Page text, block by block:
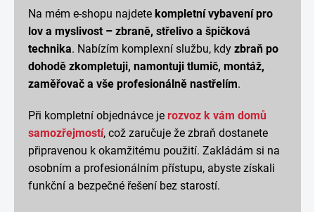
Na mém e-shopu najdete kompletní vybavení pro
lov a myslivost – zbraně, střelivo a špičková
technika. Nabízím komplexní službu, kdy zbraň po
dohodě zkompletuji, namontuji tlumič, montáž,
zaměřovač a vše profesionálně nastřelím.
Při kompletní objednávce je rozvoz k vám domů
samozřejmostí, což zaručuje že zbraň dostanete
připravenou k okamžitému použití. Zakládám si na
osobním a profesionálním přístupu, abyste získali
funkční a bezpečné řešení bez starostí.